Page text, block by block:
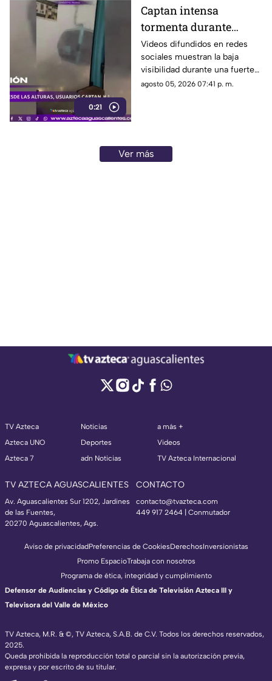
0:21
Captan intensa
tormenta durante
recorrido del Cablebús
en CDMX
Videos difundidos en redes
sociales muestran la baja
visibilidad durante una fuerte
lluvia registrada en la Ciudad
agosto 05, 2026 07:41 p. m.
Ver más
TV Azteca
Azteca UNO
Azteca 7
Noticias
Deportes
adn Noticias
a más +
Videos
TV Azteca Internacional
TV AZTECA AGUASCALIENTES
Av. Aguascalientes Sur 1202, Jardines
de las Fuentes,
20270 Aguascalientes, Ags.
CONTACTO
contacto@tvazteca.com
449 917 2464 | Conmutador
TV Azteca, M.R. & ©, TV Azteca, S.A.B. de C.V. Todos los derechos reservados,
2025.
Queda prohibida la reproducción total o parcial sin la autorización previa,
expresa y por escrito de su titular.
Aviso de privacidadPreferencias de CookiesDerechosInversionistas
Promo EspacioTrabaja con nosotros
Programa de ética, integridad y cumplimiento
Defensor de Audiencias y Código de Ética de Televisión Azteca III y
Televisora del Valle de México